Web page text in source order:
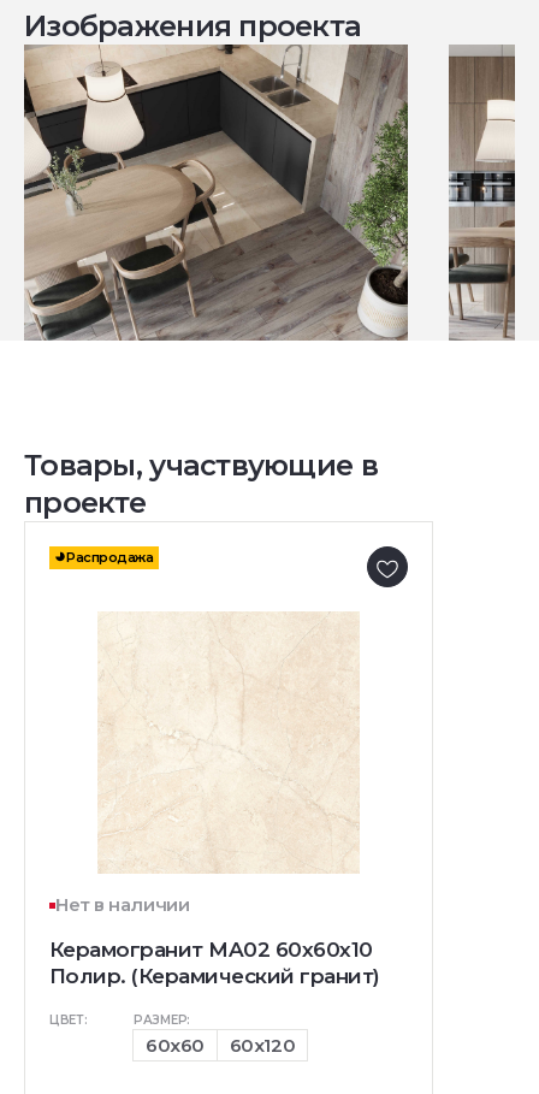
Изображения проекта
Товары, участвующие в
проекте
Распродажа
Нет в наличии
Керамогранит MA02 60x60x10
Полир. (Керамический гранит)
ЦВЕТ: РАЗМЕР:
60x60 60x120